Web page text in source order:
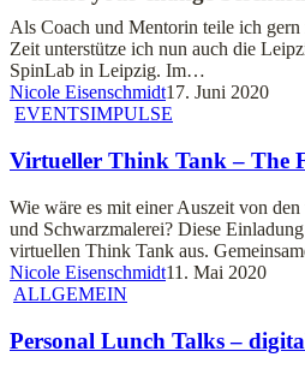
Als Coach und Mentorin teile ich
Zeit unterstütze ich nun auch die
SpinLab in Leipzig. Im…
Nicole Eisenschmidt17. Juni 2020
EVENTSIMPULSE
Virtueller Think Tank – The
Wie wäre es mit einer Auszeit von
und Schwarzmalerei? Diese
virtuellen Think Tank aus.
Nicole Eisenschmidt11. Mai 2020
ALLGEMEIN
Personal Lunch Talks –